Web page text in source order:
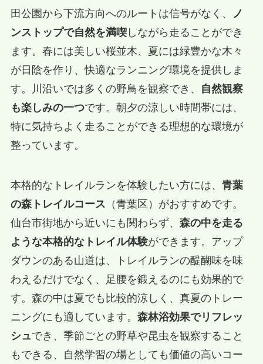
田公園から下流方向へのルートは信号がなく、
ノ
ンストップで自然を満喫しながら走ることができ
ます。春には美しい桜並木、夏には緑豊かな木々
が日陰を作り、快適なランニング環境を提供しま
す。川沿いでは多くの野鳥を観察でき、
自然観察
も楽しみの一つです。朝夕の涼しい時間帯には、
特に気持ちよく走ることができる理想的な環境が
整っています。
本格的なトレイルランを体験したい方には、 青葉
の森トレイルコース （青葉区）がおすすめです。
仙台市街地から近いにも関わらず、 森の中を走る
ような本格的なトレイル体験ができます。アップ
ダウンのある山道は、トレイルランの醍醐味を味
わえるだけでなく、足腰を鍛えるのにも効果的で
す。森の中は夏でも比較的涼しく、真夏のトレー
ニングにも適しています。 森林浴効果でリフレッ
シュでき、季節ごとの野草や昆虫を観察すること
もできる、自然学習の場としても価値の高いコー